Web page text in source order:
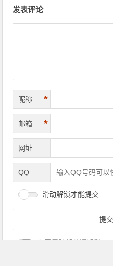
发表评论
昵称 *
邮箱 *
网址
QQ
滑动解锁才能提交
有回复时邮件通知我